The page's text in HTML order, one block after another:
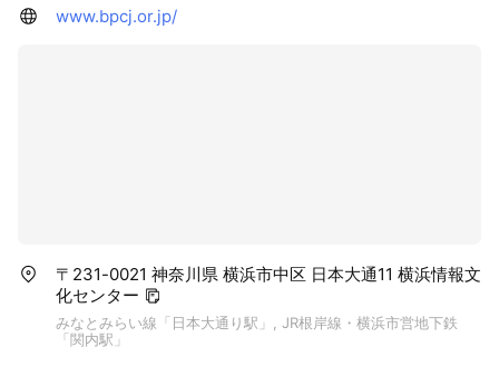
www.bpcj.or.jp/
〒231-0021 神奈川県 横浜市中区 日本大通11 横浜情報文
化センター
みなとみらい線「日本大通り駅」, JR根岸線・横浜市営地下鉄
「関内駅」